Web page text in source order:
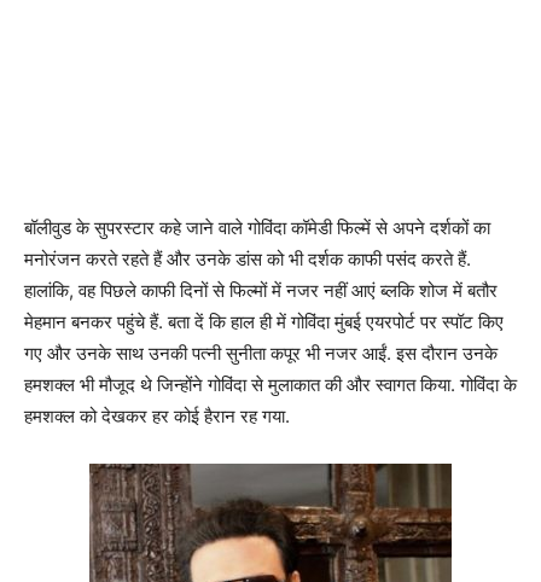
बॉलीवुड के सुपरस्टार कहे जाने वाले गोविंदा कॉमेडी फिल्में से अपने दर्शकों का
मनोरंजन करते रहते हैं और उनके डांस को भी दर्शक काफी पसंद करते हैं.
हालांकि, वह पिछले काफी दिनों से फिल्मों में नजर नहीं आएं ब्लकि शोज में बतौर
मेहमान बनकर पहुंचे हैं. बता दें कि हाल ही में गोविंदा मुंबई एयरपोर्ट पर स्पॉट किए
गए और उनके साथ उनकी पत्नी सुनीता कपूर भी नजर आईं. इस दौरान उनके
हमशक्ल भी मौजूद थे जिन्होंने गोविंदा से मुलाकात की और स्वागत किया. गोविंदा के
हमशक्ल को देखकर हर कोई हैरान रह गया.